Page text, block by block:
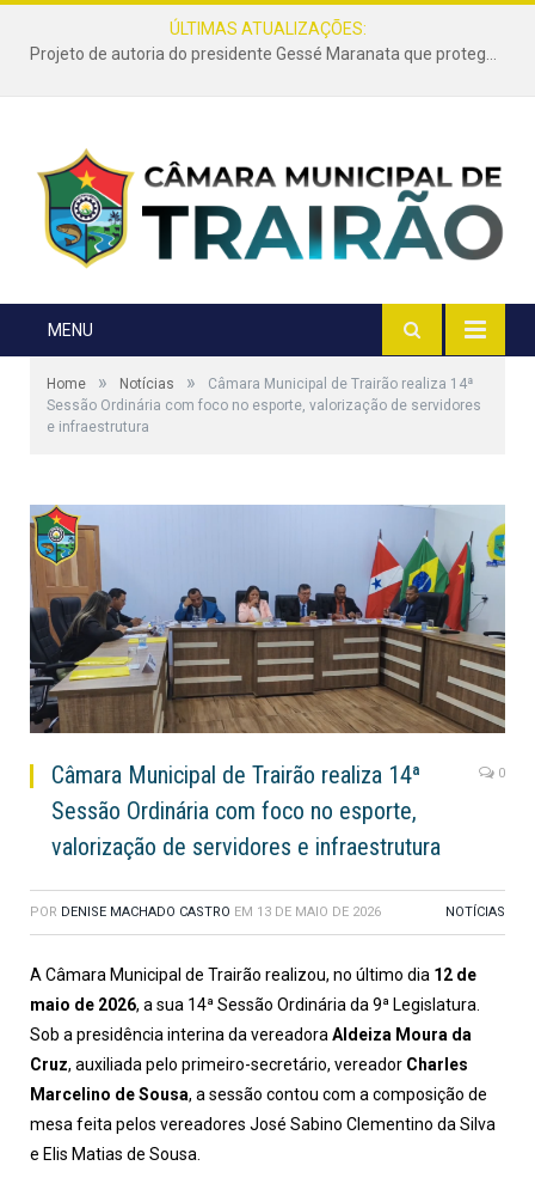
ÚLTIMAS ATUALIZAÇÕES:
Projeto de autoria do presidente Gessé Maranata que protege as estradas vicinais de Trairão é transformado em lei
MENU
Home » Notícias »
Câmara Municipal de Trairão realiza 14ª
Sessão Ordinária com foco no esporte, valorização de servidores
e infraestrutura
Câmara Municipal de Trairão realiza 14ª
Sessão Ordinária com foco no esporte,
valorização de servidores e infraestrutura
0
POR DENISE MACHADO CASTRO EM 13 DE MAIO DE 2026 NOTÍCIAS
A Câmara Municipal de Trairão realizou, no último dia 12 de
maio de 2026, a sua 14ª Sessão Ordinária da 9ª Legislatura.
Sob a presidência interina da vereadora Aldeiza Moura da
Cruz, auxiliada pelo primeiro-secretário, vereador Charles
Marcelino de Sousa, a sessão contou com a composição de
mesa feita pelos vereadores José Sabino Clementino da Silva
e Elis Matias de Sousa.